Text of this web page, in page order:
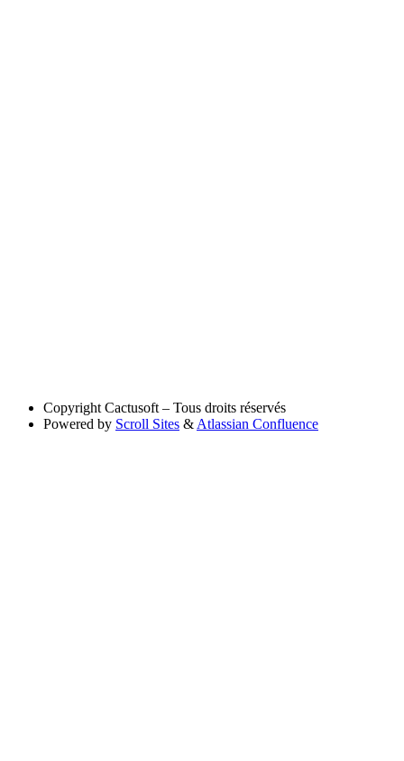
Copyright Cactusoft – Tous droits réservés
Powered by Scroll Sites & Atlassian Confluence